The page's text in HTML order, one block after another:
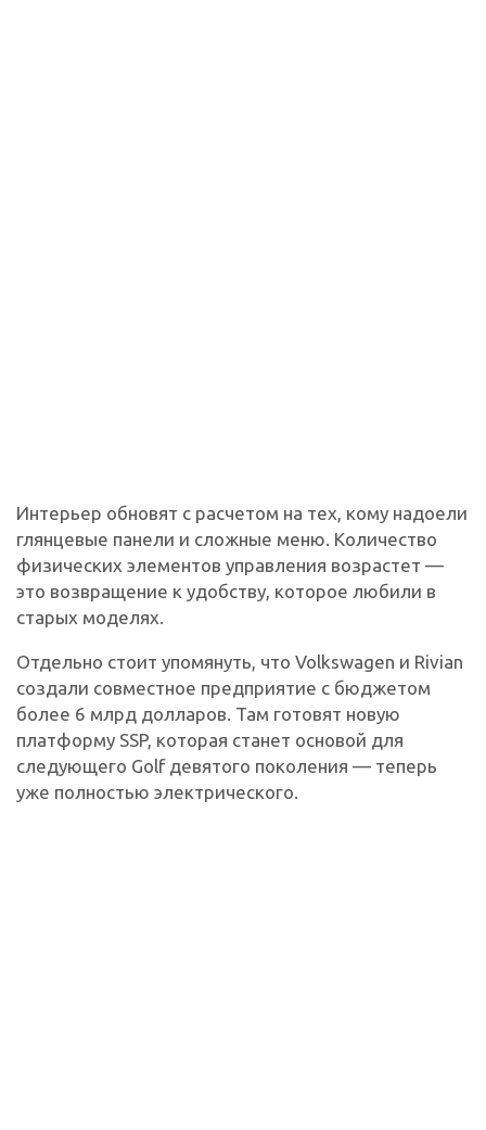
Интерьер обновят с расчетом на тех, кому надоели
глянцевые панели и сложные меню. Количество
физических элементов управления возрастет —
это возвращение к удобству, которое любили в
старых моделях.
Отдельно стоит упомянуть, что Volkswagen и Rivian
создали совместное предприятие с бюджетом
более 6 млрд долларов. Там готовят новую
платформу SSP, которая станет основой для
следующего Golf девятого поколения — теперь
уже полностью электрического.